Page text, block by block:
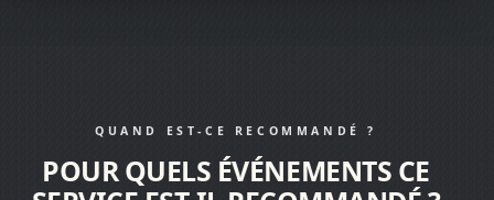
QUAND EST-CE RECOMMANDÉ ?
POUR QUELS ÉVÉNEMENTS CE